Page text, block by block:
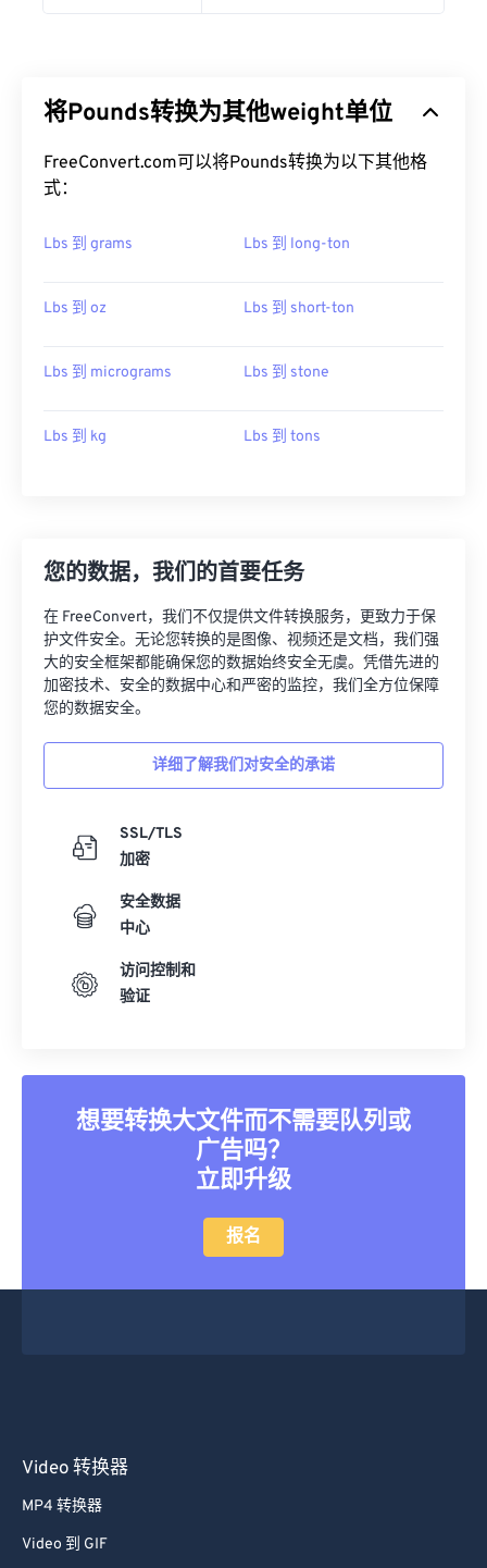
将Pounds转换为其他weight单位
FreeConvert.com可以将Pounds转换为以下其他格
式：
Lbs 到 grams Lbs 到 long-ton
Lbs 到 oz Lbs 到 short-ton
Lbs 到 micrograms Lbs 到 stone
Lbs 到 kg Lbs 到 tons
您的数据，我们的首要任务
在 FreeConvert，我们不仅提供文件转换服务，更致力于保
护文件安全。无论您转换的是图像、视频还是文档，我们强
大的安全框架都能确保您的数据始终安全无虞。凭借先进的
加密技术、安全的数据中心和严密的监控，我们全方位保障
您的数据安全。
详细了解我们对安全的承诺
SSL/TLS
加密
安全数据
中心
访问控制和
验证
想要转换大文件而不需要队列或
广告吗？
立即升级
报名
Video 转换器
MP4 转换器
Video 到 GIF